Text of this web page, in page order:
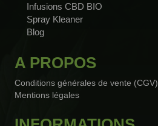
Infusions CBD BIO
Spray Kleaner
Blog
A PROPOS
Conditions générales de vente (CGV)
Mentions légales